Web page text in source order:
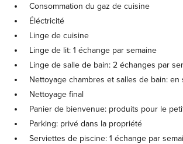
Consommation du gaz de cuisine
Éléctricité
Linge de cuisine
Linge de lit: 1 échange par semaine
Linge de salle de bain: 2 échanges par
Nettoyage chambres et salles de bain: en
Nettoyage final
Panier de bienvenue: produits pour le
Parking: privé dans la propriété
Serviettes de piscine: 1 échange par